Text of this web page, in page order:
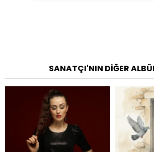
SANATÇI'NIN DIĞER